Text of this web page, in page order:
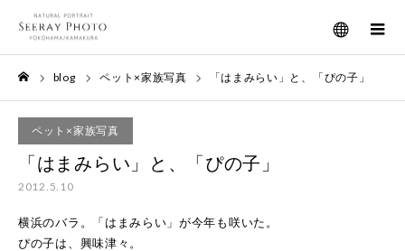
メニュー
blog ペット×家族写真 「はまみらい」と、「ぴの子」
ペット×家族写真
「はまみらい」と、「ぴの子」
2012.5.10
横浜のバラ。「はまみらい」が今年も咲いた。
ぴの子は、興味津々。